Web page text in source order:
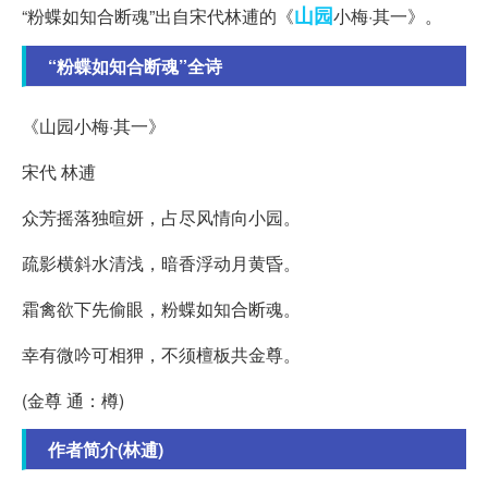
“粉蝶如知合断魂”出自宋代林逋的《山园小梅·其一》。
“粉蝶如知合断魂”全诗
《山园小梅·其一》
宋代 林逋
众芳摇落独暄妍，占尽风情向小园。
疏影横斜水清浅，暗香浮动月黄昏。
霜禽欲下先偷眼，粉蝶如知合断魂。
幸有微吟可相狎，不须檀板共金尊。
(金尊 通：樽)
作者简介(林逋)